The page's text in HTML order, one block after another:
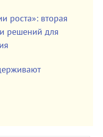
роста»: вторая
решений для